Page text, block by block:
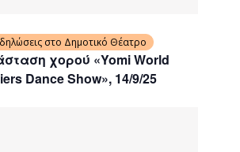
χορού «Yomi World
Dance Show», 14/9/25
στο Δημοτικό Θέατρο